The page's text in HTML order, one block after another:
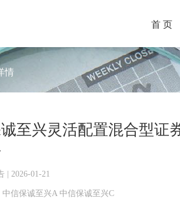
首 页
情
至兴灵活配置混合型证
| 2026-01-21
中信保诚至兴A 中信保诚至兴C